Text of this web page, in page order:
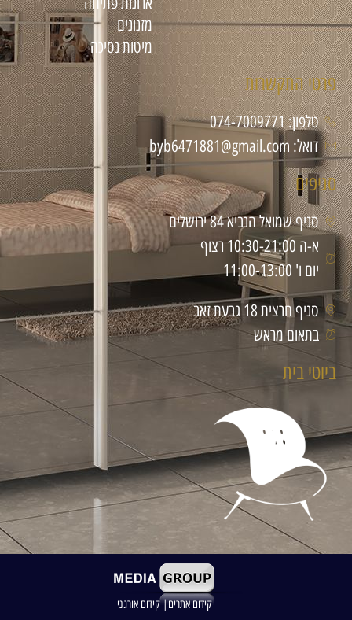
מזנונים
מיטות נסיכה
פרטי התקשרות
טלפון: 074-7009771
דואל: byb6471881@gmail.com
סניפים
סניף שמואל הנביא 84 ירושלים
א-ה 10:30-21:00 רצוף
יום ו' 11:00-13:00
סניף חרצית 18 גבעת זאב
בתאום מראש
ביוטי בית
קידום אתרים| קידום אורגני